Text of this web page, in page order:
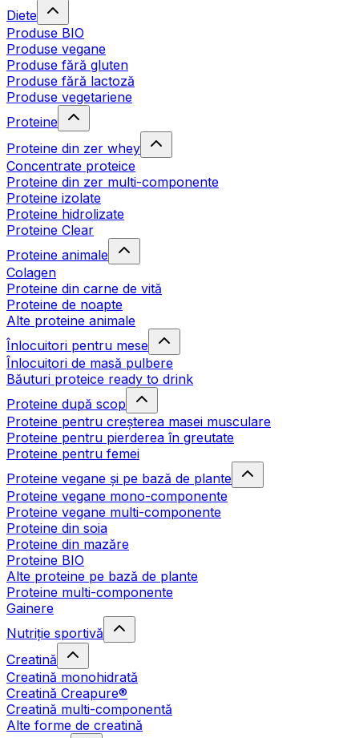
Diete
Produse BIO
Produse vegane
Produse fără gluten
Produse fără lactoză
Produse vegetariene
Proteine
Proteine din zer whey
Concentrate proteice
Proteine din zer multi-componente
Proteine izolate
Proteine hidrolizate
Proteine Clear
Proteine animale
Colagen
Proteine din carne de vită
Proteine de noapte
Alte proteine animale
Înlocuitori pentru mese
Înlocuitori de masă pulbere
Băuturi proteice ready to drink
Proteine după scop
Proteine pentru creșterea masei musculare
Proteine pentru pierderea în greutate
Proteine pentru femei
Proteine vegane și pe bază de plante
Proteine vegane mono-componente
Proteine vegane multi-componente
Proteine din soia
Proteine din mazăre
Proteine BIO
Alte proteine pe bază de plante
Proteine multi-componente
Gainere
Nutriție sportivă
Creatină
Creatină monohidrată
Creatină Creapure®
Creatină multi-componentă
Alte forme de creatină